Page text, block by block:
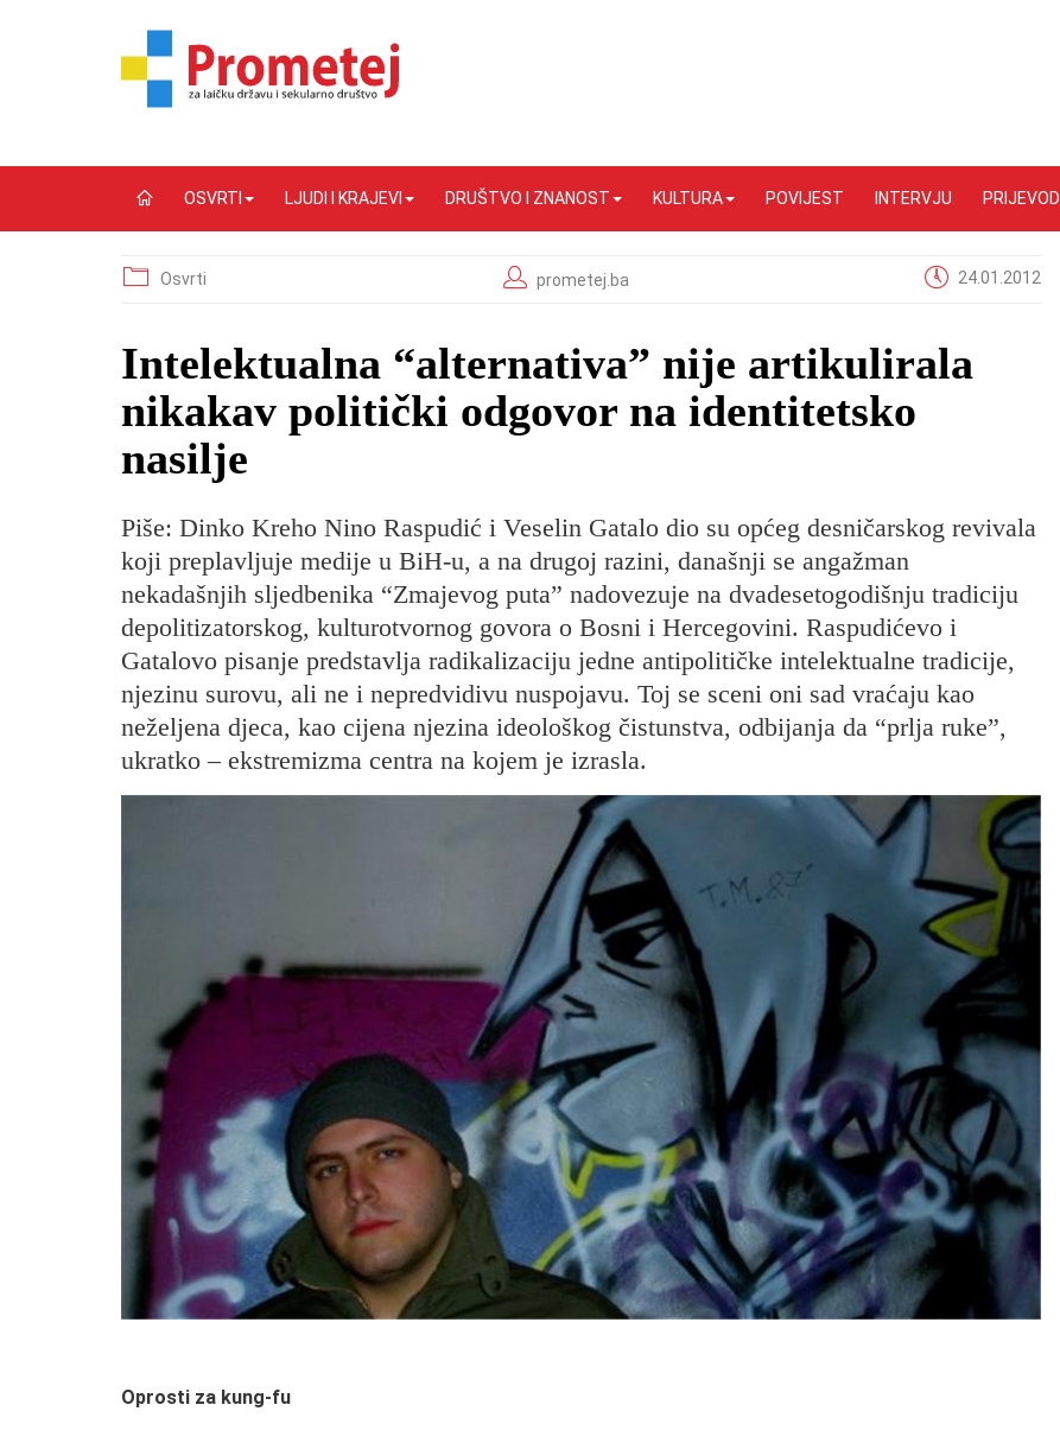
OSVRTI LJUDI I KRAJEVI DRUŠTVO I ZNANOST KULTURA POVIJEST INTERVJU PRIJEVODI
Osvrti prometej.ba 24.01.2012
Intelektualna “alternativa” nije artikulirala
nikakav politički odgovor na identitetsko
nasilje
Piše: Dinko Kreho Nino Raspudić i Veselin Gatalo dio su općeg desničarskog revivala
koji preplavljuje medije u BiH-u, a na drugoj razini, današnji se angažman
nekadašnjih sljedbenika “Zmajevog puta” nadovezuje na dvadesetogodišnju tradiciju
depolitizatorskog, kulturotvornog govora o Bosni i Hercegovini. Raspudićevo i
Gatalovo pisanje predstavlja radikalizaciju jedne antipolitičke intelektualne tradicije,
njezinu surovu, ali ne i nepredvidivu nuspojavu. Toj se sceni oni sad vraćaju kao
neželjena djeca, kao cijena njezina ideološkog čistunstva, odbijanja da “prlja ruke”,
ukratko – ekstremizma centra na kojem je izrasla.
Oprosti za kung-fu